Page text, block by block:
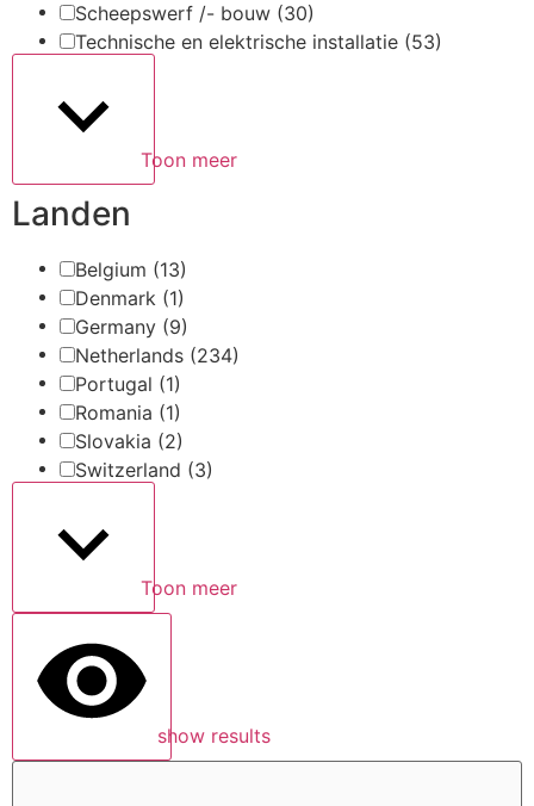
Scheepswerf /- bouw (30)
Technische en elektrische installatie (53)
Toon meer
Landen
Belgium (13)
Denmark (1)
Germany (9)
Netherlands (234)
Portugal (1)
Romania (1)
Slovakia (2)
Switzerland (3)
Toon meer
show results